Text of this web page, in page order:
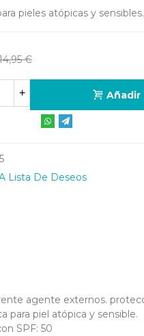
pieles atópicas y sensibles.
€
+ Añadir
Lista De Deseos
agente externos.
para piel atópica y sensible.
SPF: 50